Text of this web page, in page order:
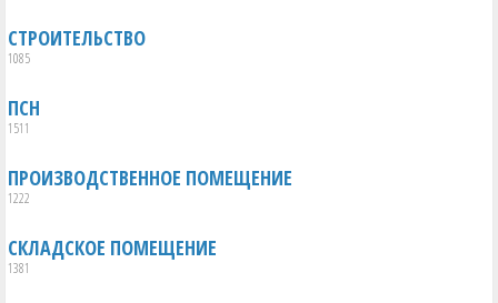
СТРОИТЕЛЬСТВО
1085
ПСН
1511
ПРОИЗВОДСТВЕННОЕ ПОМЕЩЕНИЕ
1222
СКЛАДСКОЕ ПОМЕЩЕНИЕ
1381